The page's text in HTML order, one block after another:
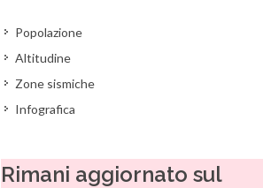
Popolazione
Altitudine
Zone sismiche
Infografica
Rimani aggiornato sul